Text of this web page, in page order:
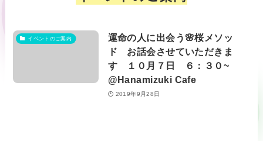
イベントのご案内
運命の人に出会う🌸桜メソッ
ド お話会させていただきま
す １０月７日 ６：３０~
@Hanamizuki Cafe
2019年9月28日